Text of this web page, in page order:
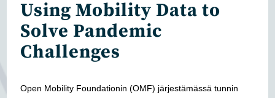
Using Mobility Data to
Solve Pandemic
Challenges
Open Mobility Foundationin (OMF) järjestämässä tunnin